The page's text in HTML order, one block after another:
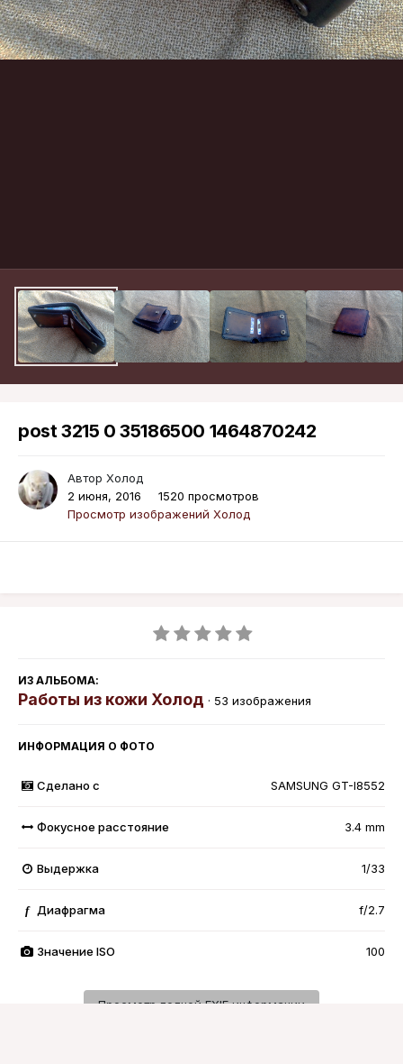
post 3215 0 35186500 1464870242
Автор Холод
2 июня, 2016
1520 просмотров
Просмотр изображений Холод
ИЗ АЛЬБОМА:
Работы из кожи Холод · 53 изображения
ИНФОРМАЦИЯ О ФОТО
Сделано с SAMSUNG GT-I8552
Фокусное расстояние 3.4 mm
Выдержка 1/33
f Диафрагма f/2.7
Значение ISO 100
Просмотр полной EXIF информации